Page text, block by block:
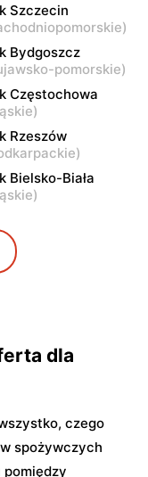
ul. Zdziarska 26
ul. Warszawska
ul. plac Wojska
114
ul. Rumiankowa
Szczecin
)
Bydgoszcz
pomorskie)
Częstochowa
)
Rzeszów
)
Bielsko-Biała
)
dla
czego
spożywczych